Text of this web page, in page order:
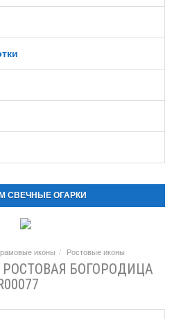
СВЕЧНЫЕ ОГАРКИ
иконы Ростовые иконы
БОГОРОДИЦА